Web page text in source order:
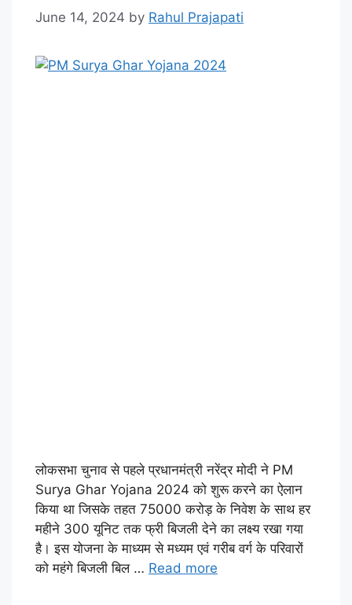
June 14, 2024 by Rahul Prajapati
लोकसभा चुनाव से पहले प्रधानमंत्री नरेंद्र मोदी ने PM
Surya Ghar Yojana 2024 को शुरू करने का ऐलान
किया था जिसके तहत 75000 करोड़ के निवेश के साथ हर
महीने 300 यूनिट तक फ्री बिजली देने का लक्ष्य रखा गया
है। इस योजना के माध्यम से मध्यम एवं गरीब वर्ग के परिवारों
को महंगे बिजली बिल … Read more